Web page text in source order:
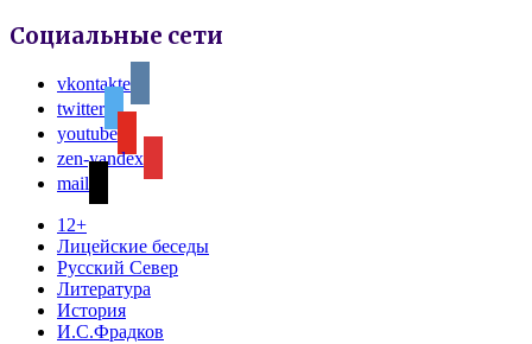
Социальные сети
vkontakte
twitter
youtube
zen-yandex
mail
12+
Лицейские беседы
Русский Север
Литература
История
И.С.Фрадков